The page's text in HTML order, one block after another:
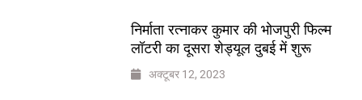
निर्माता रत्नाकर कुमार की भोजपुरी फिल्म
लॉटरी का दूसरा शेड्यूल दुबई में शुरू
अक्टूबर 12, 2023